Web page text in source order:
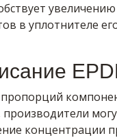
в уплотнителе
концентрации